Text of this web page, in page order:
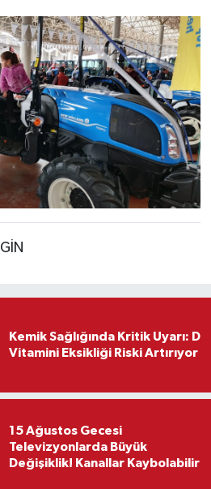
Kemik Sağlığında Kritik Uyarı: D
Vitamini Eksikliği Riski Artırıyor
15 Ağustos Gecesi
Televizyonlarda Büyük
Değişiklik! Kanallar Kaybolabilir